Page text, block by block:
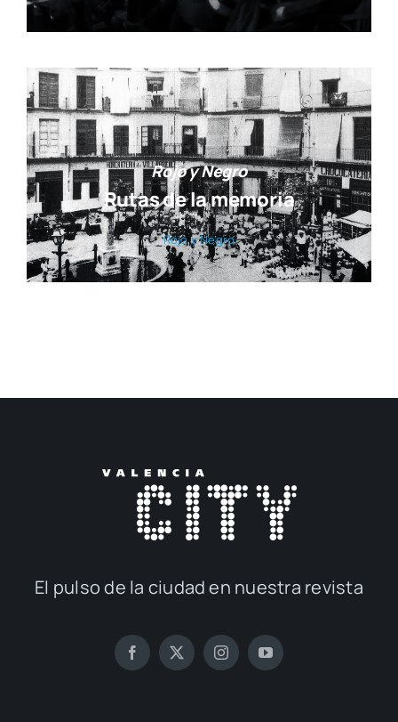
Rojo y Negro
Rutas de la memoria
Rojo y Negro
El pul­so de la ciu­dad en nues­tra revis­ta